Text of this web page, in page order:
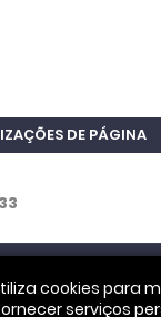
DE PÁGINA
33
cookies para
serviços